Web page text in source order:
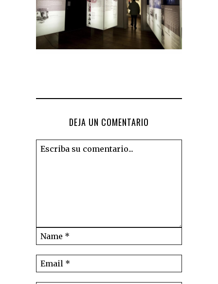
DEJA UN COMENTARIO